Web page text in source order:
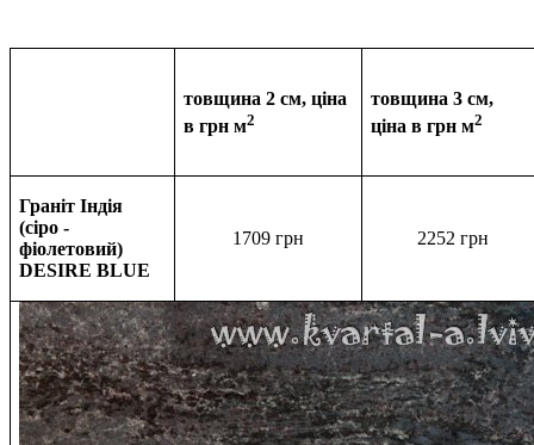
товщина 2 см, ціна
в грн м2
товщина 3 см,
ціна в грн м2
Граніт Індія
(сіро -
фіолетовий)
DESIRE BLUE
1709 грн 2252 грн